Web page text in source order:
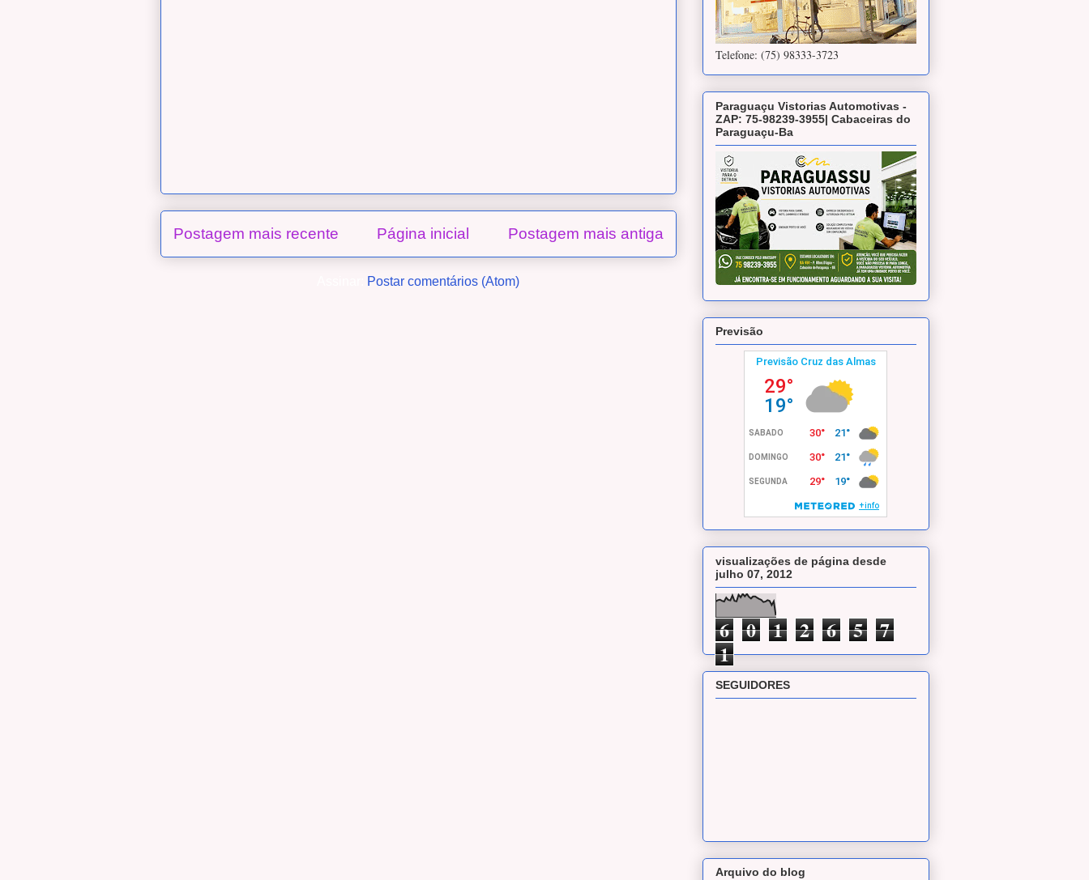
Postagem mais recente Postagem mais antiga
Página inicial
Postar comentários (Atom)
Telefone: (75) 98333-3723
Paraguaçu Vistorias Automotivas -
ZAP: 75-98239-3955| Cabaceiras do
Paraguaçu-Ba
Previsão
visualizações de página desde
julho 07, 2012
6 0 1 2 6 5 7
1
SEGUIDORES
Arquivo do blog